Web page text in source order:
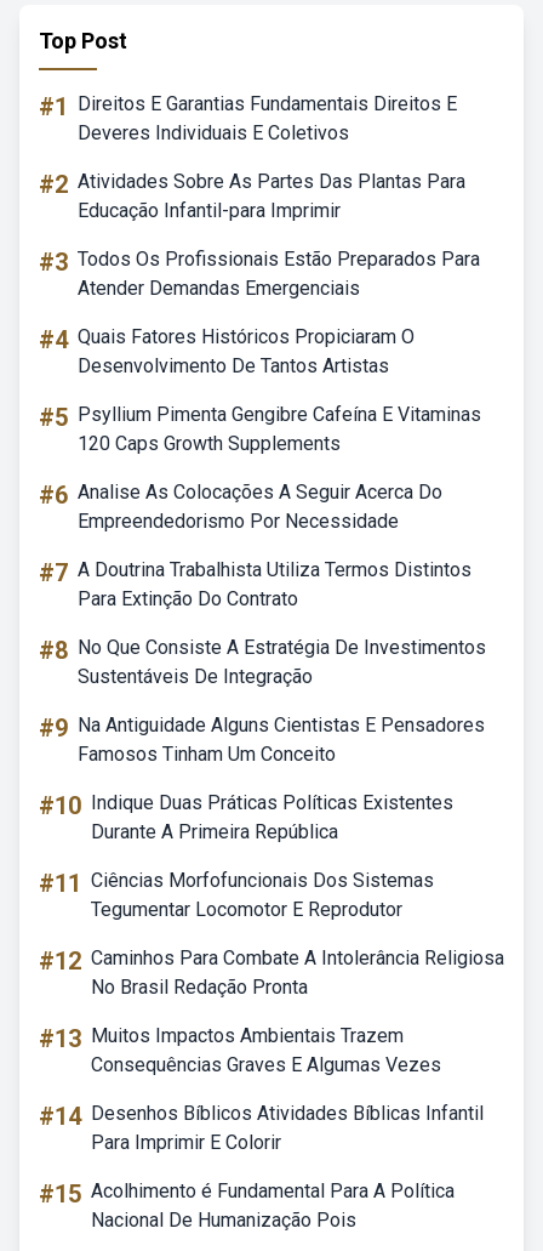
Top Post
#1
Direitos E Garantias Fundamentais Direitos E
Deveres Individuais E Coletivos
#2 Atividades Sobre As Partes Das Plantas Para
Educação Infantil-para Imprimir
#3 Todos Os Profissionais Estão Preparados Para
Atender Demandas Emergenciais
#4 Quais Fatores Históricos Propiciaram O
Desenvolvimento De Tantos Artistas
#5 Psyllium Pimenta Gengibre Cafeína E Vitaminas
120 Caps Growth Supplements
#6 Analise As Colocações A Seguir Acerca Do
Empreendedorismo Por Necessidade
#7 A Doutrina Trabalhista Utiliza Termos Distintos
Para Extinção Do Contrato
#8 No Que Consiste A Estratégia De Investimentos
Sustentáveis De Integração
#9 Na Antiguidade Alguns Cientistas E Pensadores
Famosos Tinham Um Conceito
#10 Indique Duas Práticas Políticas Existentes
Durante A Primeira República
#11 Ciências Morfofuncionais Dos Sistemas
Tegumentar Locomotor E Reprodutor
#12 Caminhos Para Combate A Intolerância Religiosa
No Brasil Redação Pronta
#13 Muitos Impactos Ambientais Trazem
Consequências Graves E Algumas Vezes
#14 Desenhos Bíblicos Atividades Bíblicas Infantil
Para Imprimir E Colorir
#15 Acolhimento é Fundamental Para A Política
Nacional De Humanização Pois